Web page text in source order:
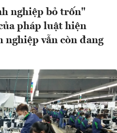
nghiệp bỏ trốn"
pháp luật hiện
nghiệp vẫn còn đang